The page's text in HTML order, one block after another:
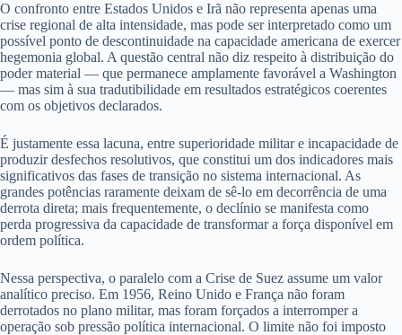
O confronto entre Estados Unidos e Irã não representa apenas uma
crise regional de alta intensidade, mas pode ser interpretado como um
possível ponto de descontinuidade na capacidade americana de exercer
hegemonia global. A questão central não diz respeito à distribuição do
poder material — que permanece amplamente favorável a Washington
— mas sim à sua tradutibilidade em resultados estratégicos coerentes
com os objetivos declarados.
É justamente essa lacuna, entre superioridade militar e incapacidade de
produzir desfechos resolutivos, que constitui um dos indicadores mais
significativos das fases de transição no sistema internacional. As
grandes potências raramente deixam de sê-lo em decorrência de uma
derrota direta; mais frequentemente, o declínio se manifesta como
perda progressiva da capacidade de transformar a força disponível em
ordem política.
Nessa perspectiva, o paralelo com a Crise de Suez assume um valor
analítico preciso. Em 1956, Reino Unido e França não foram
derrotados no plano militar, mas foram forçados a interromper a
operação sob pressão política internacional. O limite não foi imposto